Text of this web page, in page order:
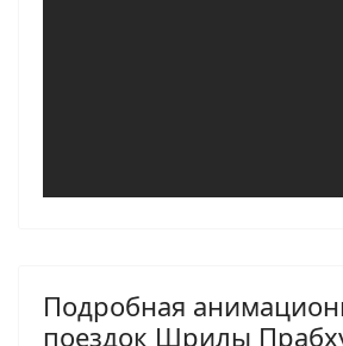
Подробная
поездок Шрилы